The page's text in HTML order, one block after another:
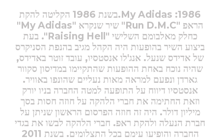
1986: My Adidas.
בשנת 1986 הקליטה להקת
הראפ "Run D.M.C"
שיר שנקרא "My Adidas"
כחלק מאלבומם השלישי "Raising Hell".
בעת
ביצוע השיר בהופעות היה הקהל מגיב בהנפת הסניקרס
של אדידס שנעל. אנג'לו אנסטסיו, עובד זוטר באדידס,
שהיה נוכח באחת ההופעות שהתקיימו במדיסון סקוור
גארדן ונפעם למראה מאות נעליים שהונפו באוויר.
אנסטסיו דיווח על התופעה למטה החברה בניו יורק
וזאת החתימה את חברי הלהקה על חוזה חסות בסך
מיליון דולר. היה זה חוזה הפרסום הראשון שניתן על
חברת הנעלה ולהקת ראפ. חברי הלהקה לבשו את בגדי
החברה והופיעו עימם בכל התצלומים. בשנת 2011